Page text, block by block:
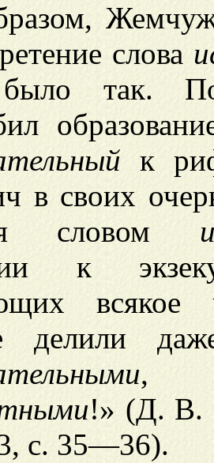
слова
так.
к
в своих
словом
к
всякое
делили
!» (Д. В.
с. 35—36).